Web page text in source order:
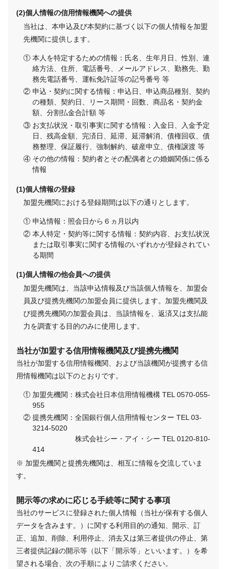
個人情報の信用情報機関への提供
当社は、本申込及び本契約に基づく以下の個人情報を加盟
先機関に提供します。
本人を特定するための情報：氏名、生年月日、性別、連
絡方法、住所、電話番号、メールアドレス、勤務先、勤
務先電話番号、運転免許証等の記号番号 等
申込・契約に関する情報：申込日、申込商品種別、契約
の種類、契約日、リース期間・回数、商品名・契約金
額、分割払金合計額 等
お支払状況・取引事実に関する情報：入金日、入金予定
日、残高金額、完済日、延滞、延滞解消、債権回収、債
務整理、保証履行、強制解約、破産申立、債権譲渡 等
その他の情報：契約者とその配偶者との婚姻関係に係る
情報
個人情報の登録
加盟先機関における登録期間は以下の通りとします。
申込情報：照会日から６ヵ月以内
本人特定・契約等に関する情報：契約内容、お支払状況
または取引事実に関する情報のいずれかが登録されてい
る期間
個人情報の他会員への提供
加盟先機関は、当該申込情報及び当該個人情報を、加盟会
員及び提携先機関の加盟会員に提供します。加盟先機関及
び提携先機関の加盟会員は、当該情報を、返済又は支払能
力を調査する目的のみに使用します。
当社が加盟する信用情報機関及び提携先機関
当社が加盟する信用情報機関、および当該機関が提携する信
用情報機関は以下のとおりです。
加盟先機関：株式会社日本信用情報機構 TEL 0570-055-
955
提携先機関：全国銀行個人信用情報センター TEL 03-
3214-5020
株式会社シー・アイ・シー TEL 0120-810-
414
※ 加盟先機関と提携先機関は、相互に情報を交流していま
す。
開示等の求めに応じる手続等に関する事項
当社のサービスに登録された個人情報（当社が保有する個人
データを含みます。）に関する利用目的の通知、開示、訂
正、追加、削除、利用停止、消去又は第三者提供の停止、第
三者提供記録の開示等（以下「開示等」といいます。）を希
望される場合、次の手順によりご請求ください。